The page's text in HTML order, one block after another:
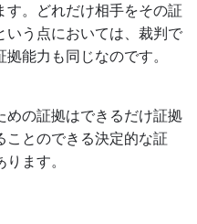
。どれだけ相手をその証
いう点においては、裁判で
能力も同じなのです。
めの証拠はできるだけ証拠
ことのできる決定的な証
ます。